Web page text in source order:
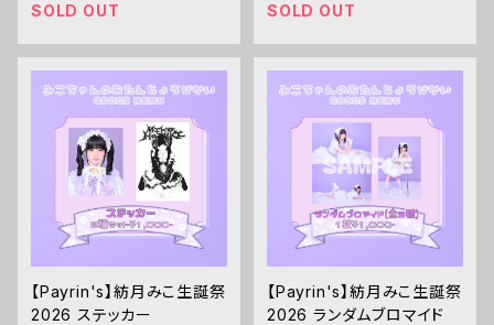
SOLD OUT
SOLD OUT
【Payrin's】紡月みこ生誕祭
2026 ステッカー
【Payrin's】紡月みこ生誕祭
2026 ランダムブロマイド